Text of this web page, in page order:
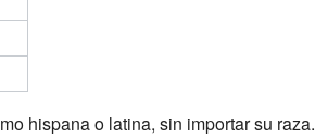
hispana o latina, sin importar su raza.